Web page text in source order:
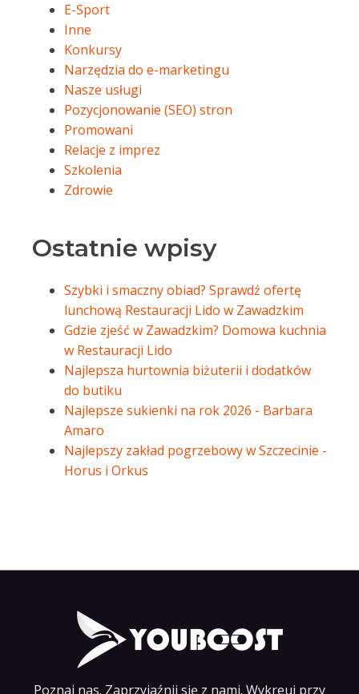
E-Sport
Inne
Konkursy
Narzędzia do e-marketingu
Nasze usługi
Pozycjonowanie (SEO) stron
Promowani
Relacje z imprez
Szkolenia
Zdrowie
Ostatnie wpisy
Szybki i smaczny obiad? Sprawdź ofertę
lunchową Restauracji Lido w Zawadzkim
Gdzie zjeść w Zawadzkim? Domowa kuchnia
w Restauracji Lido
Najlepsza hurtownia biżuterii i dodatków
do butiku
Najlepsze sukienki na rok 2026 - Barbara
Amaro
Najlepszy zakład pogrzebowy w Szczecinie -
Horus i Orkus
Poznaj nas. Zaprzyjaźnij się z nami. Wykreuj przy